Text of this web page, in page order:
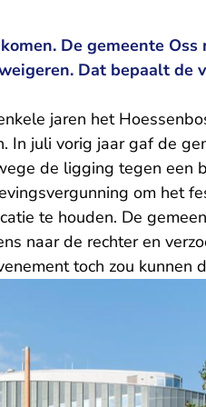
De gemeente Oss
Dat bepaalt de
jaren het
In juli vorig jaar gaf de
de ligging tegen een
om het
te houden. De
naar de rechter en
toch zou kunnen